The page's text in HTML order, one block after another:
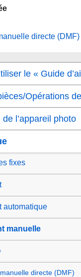
directe (DMF)
le « Guide
Opérations
l’appareil photo
fixes
automatique
manuelle
directe (DMF)